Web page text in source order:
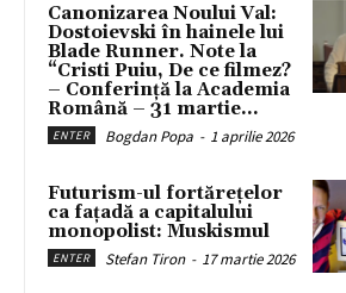
Canonizarea Noului Val:
Dostoievski în hainele lui
Blade Runner. Note la
“Cristi Puiu, De ce filmez?
– Conferință la Academia
Română – 31 martie...
ENTER Bogdan Popa - 1 aprilie 2026
Futurism-ul fortărețelor
ca fațadă a capitalului
monopolist: Muskismul
ENTER Stefan Tiron - 17 martie 2026